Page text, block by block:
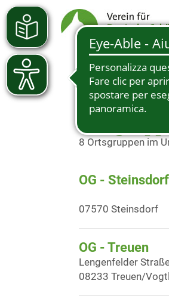
8 Ortsgruppen im
OG - Steinsdorf
07570 Steinsdorf
OG - Treuen
Lengenfelder
08233 Treuen/